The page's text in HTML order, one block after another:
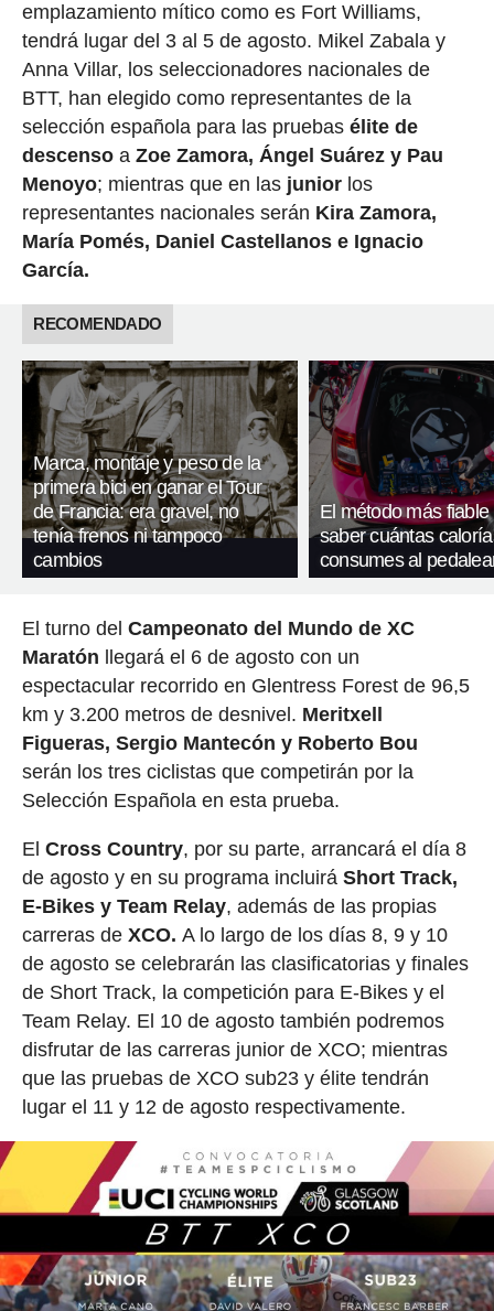
emplazamiento mítico como es Fort Williams,
tendrá lugar del 3 al 5 de agosto. Mikel Zabala y
Anna Villar, los seleccionadores nacionales de
BTT, han elegido como representantes de la
selección española para las pruebas élite de
descensoaZoe Zamora, Ángel Suárez y Pau
Menoyo; mientras que en las juniorlos
representantes nacionales serán Kira Zamora,
María Pomés, Daniel Castellanos e Ignacio
García.
RECOMENDADO
Marca, montaje y peso de la
primera bici en ganar el Tour
de Francia: era gravel, no
tenía frenos ni tampoco
cambios
El método más fiable
saber cuántas
consumes al
El turno del Campeonato del Mundo de XC
Maratón llegará el 6 de agosto con un
espectacular recorrido en Glentress Forest de 96,5
km y 3.200 metros de desnivel. Meritxell
Figueras, Sergio Mantecón y Roberto Bou
serán los tres ciclistas que competirán por la
Selección Española en esta prueba.
El Cross Country, por su parte, arrancará el día 8
de agosto y en su programa incluirá Short Track,
E-Bikes y Team Relay, además de las propias
carreras deXCO. A lo largo de los días 8, 9 y 10
de agosto se celebrarán las clasificatorias y finales
de Short Track, la competición para E-Bikes y el
Team Relay. El 10 de agosto también podremos
disfrutar de las carreras junior de XCO; mientras
que las pruebas de XCO sub23 y élite tendrán
lugar el 11 y 12 de agosto respectivamente.